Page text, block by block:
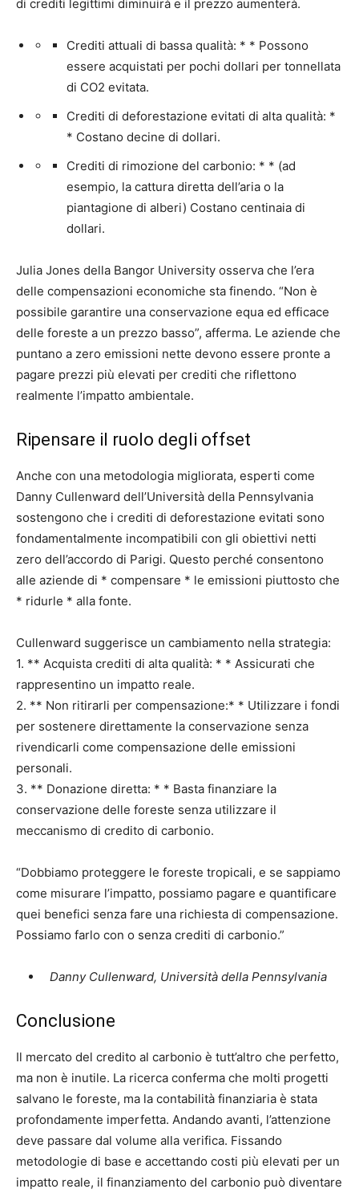
di crediti legittimi diminuirà e il prezzo aumenterà.
Crediti attuali di bassa qualità: * * Possono
essere acquistati per pochi dollari per tonnellata
di CO2 evitata.
Crediti di deforestazione evitati di alta qualità: *
* Costano decine di dollari.
Crediti di rimozione del carbonio: * * (ad
esempio, la cattura diretta dell’aria o la
piantagione di alberi) Costano centinaia di
dollari.
Julia Jones della Bangor University osserva che l’era
delle compensazioni economiche sta finendo. “Non è
possibile garantire una conservazione equa ed efficace
delle foreste a un prezzo basso”, afferma. Le aziende che
puntano a zero emissioni nette devono essere pronte a
pagare prezzi più elevati per crediti che riflettono
realmente l’impatto ambientale.
Ripensare il ruolo degli offset
Anche con una metodologia migliorata, esperti come
Danny Cullenward dell’Università della Pennsylvania
sostengono che i crediti di deforestazione evitati sono
fondamentalmente incompatibili con gli obiettivi netti
zero dell’accordo di Parigi. Questo perché consentono
alle aziende di * compensare * le emissioni piuttosto che
* ridurle * alla fonte.
Cullenward suggerisce un cambiamento nella strategia:
1. ** Acquista crediti di alta qualità: * * Assicurati che
rappresentino un impatto reale.
2. ** Non ritirarli per compensazione:* * Utilizzare i fondi
per sostenere direttamente la conservazione senza
rivendicarli come compensazione delle emissioni
personali.
3. ** Donazione diretta: * * Basta finanziare la
conservazione delle foreste senza utilizzare il
meccanismo di credito di carbonio.
“Dobbiamo proteggere le foreste tropicali, e se sappiamo
come misurare l’impatto, possiamo pagare e quantificare
quei benefici senza fare una richiesta di compensazione.
Possiamo farlo con o senza crediti di carbonio.”
Danny Cullenward, Università della Pennsylvania
Conclusione
Il mercato del credito al carbonio è tutt’altro che perfetto,
ma non è inutile. La ricerca conferma che molti progetti
salvano le foreste, ma la contabilità finanziaria è stata
profondamente imperfetta. Andando avanti, l’attenzione
deve passare dal volume alla verifica. Fissando
metodologie di base e accettando costi più elevati per un
impatto reale, il finanziamento del carbonio può diventare